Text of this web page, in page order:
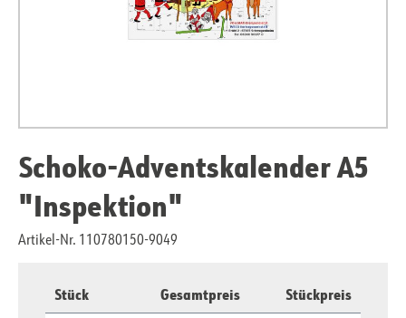
Schoko-Adventskalender A5
"Inspektion"
Artikel-Nr. 110780150-9049
Stück Gesamtpreis Stückpreis